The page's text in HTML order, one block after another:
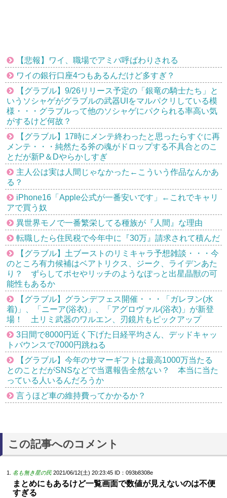
【悲報】ワイ、職場でアミバ呼ばわりされる
ワイの銀行口座4つもあるんだけど多すぎ？
【グラブル】9/26リリース予定の「銀竜の騎士たち」と
いうソシャゲがグラブルの武器UIをマルパクリしている模
様・・・グラブルって他のソシャゲにパクられる率高い気
がするけど何故？
【グラブル】17時にメンテ終わったと思ったらすぐに再
メンテ・・・純然たる斧の魂がドロップする不具合とのこ
とだが新P＆Dやらかしすぎ
主人公は実は人間じゃなかった←こういう作品なんかあ
る？
iPhone16「Apple公式が一番安いです」←これでキャリ
アで買う奴
異世界モノで一番繁栄してる種族が『人間』な理由
転職したら住民税で今年中に『30万』請求されて積んだ
【グラブル】土ブーストのリミキャラ予想雑談・・・今
のところ有力候補はベアトリクス、ジーク、ライデンあた
り？ ずらしてポセやリッチのようなぽっと出星晶獣の可
能性もあるか
【グラブル】グランデフェス開催・・・「ガレヲン(水
着)」、「ニーア(浴衣)」、「アグロヴァル(浴衣)」が新登
場！ 土リミ武器のワルエン、刃鏡片もピックアップ
3日間で8000円近く下げた日経平均さん、デッドキャッ
トバウンスで7000円跳ねる
【グラブル】今年のサマーギフトは最高1000万当たる
とのことだがSNSなどで当選報告全然ない？ 本当に当た
っている人いるんだろうか
言うほど車の維持費ってかかるか？
この記事へのコメント
名も無き星の民 2021/06/12(土) 20:23:45 ID：093b8308e
まとめにもあるけど一覧画面で数値が見えないのは不便
すぎる